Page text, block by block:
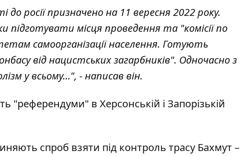
росії призначено на 11 вересня 2022 року.
підготувати місця проведення та "комісії по
самоорганізації населення. Готують
від нацистських загарбників". Одночасно з
у всьому…", - написав він.
"референдуми" в Херсонській і Запорізькій
спроб взяти під контроль трасу Бахмут –